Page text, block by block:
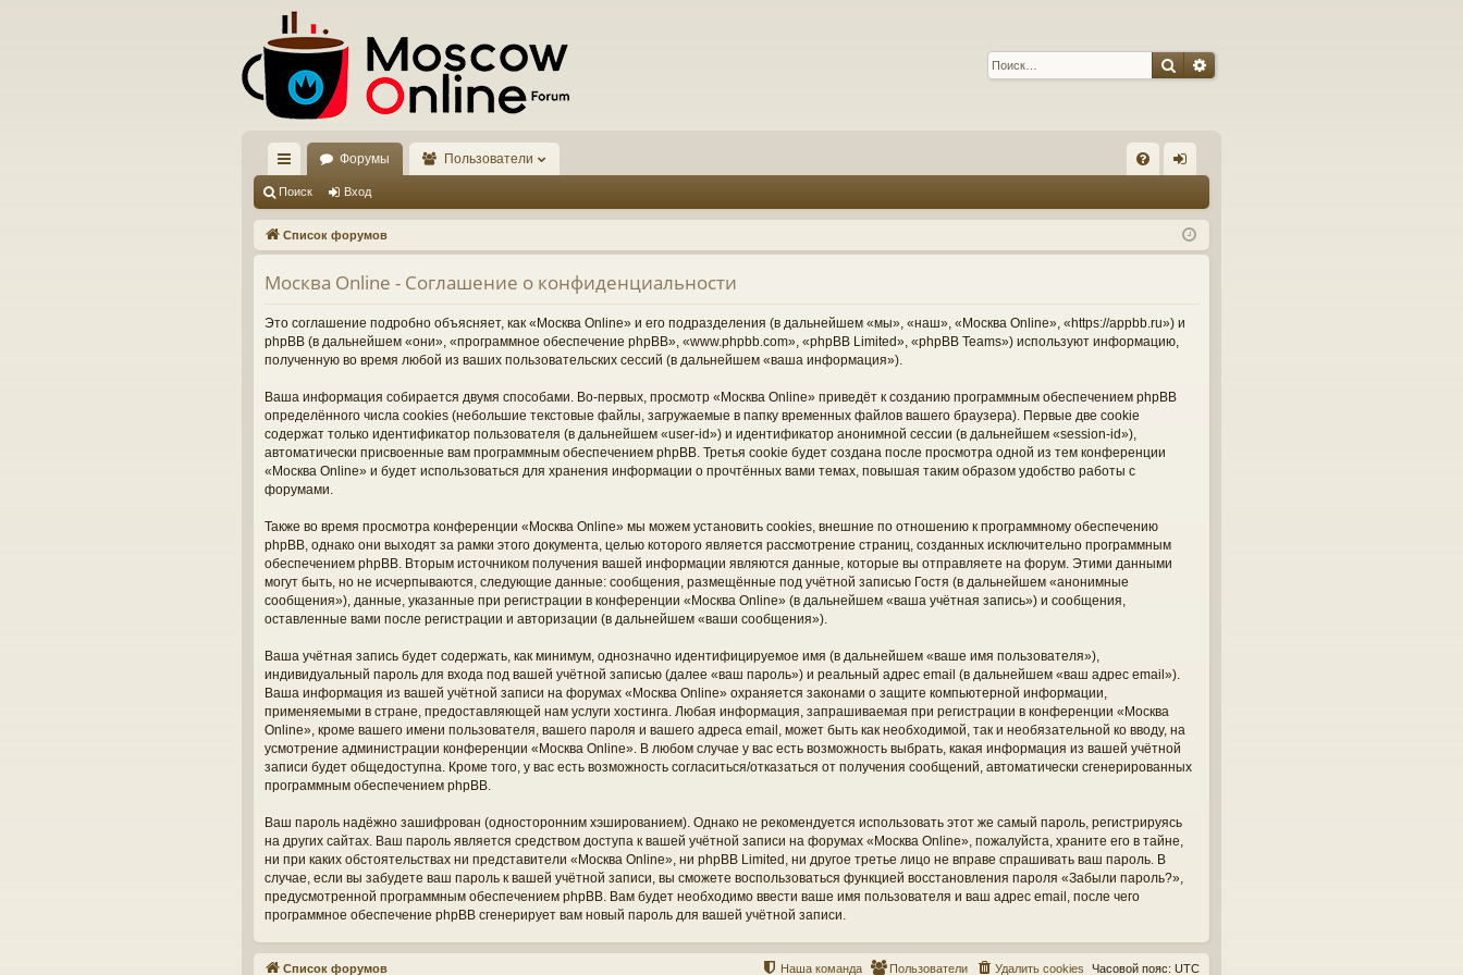
ПоискРасширенный поиск
с
ы
лк
и
Форумы Пользователи
Q д
Поиск Вход
Список форумов
Москва Online - Соглашение о конфиденциальности
Это соглашение подробно объясняет, как «Москва Online» и его подразделения (в дальнейшем «мы», «наш», «Москва Online», «https://appbb.ru») и
phpBB (в дальнейшем «они», «программное обеспечение phpBB», «www.phpbb.com», «phpBB Limited», «phpBB Teams») используют информацию,
полученную во время любой из ваших пользовательских сессий (в дальнейшем «ваша информация»).
Ваша информация собирается двумя способами. Во-первых, просмотр «Москва Online» приведёт к созданию программным обеспечением phpBB
определённого числа cookies (небольшие текстовые файлы, загружаемые в папку временных файлов вашего браузера). Первые две cookie
содержат только идентификатор пользователя (в дальнейшем «user-id») и идентификатор анонимной сессии (в дальнейшем «session-id»),
автоматически присвоенные вам программным обеспечением phpBB. Третья cookie будет создана после просмотра одной из тем конференции
«Москва Online» и будет использоваться для хранения информации о прочтённых вами темах, повышая таким образом удобство работы с
форумами.
Также во время просмотра конференции «Москва Online» мы можем установить cookies, внешние по отношению к программному обеспечению
phpBB, однако они выходят за рамки этого документа, целью которого является рассмотрение страниц, созданных исключительно программным
обеспечением phpBB. Вторым источником получения вашей информации являются данные, которые вы отправляете на форум. Этими данными
могут быть, но не исчерпываются, следующие данные: сообщения, размещённые под учётной записью Гостя (в дальнейшем «анонимные
сообщения»), данные, указанные при регистрации в конференции «Москва Online» (в дальнейшем «ваша учётная запись») и сообщения,
оставленные вами после регистрации и авторизации (в дальнейшем «ваши сообщения»).
Ваша учётная запись будет содержать, как минимум, однозначно идентифицируемое имя (в дальнейшем «ваше имя пользователя»),
индивидуальный пароль для входа под вашей учётной записью (далее «ваш пароль») и реальный адрес email (в дальнейшем «ваш адрес email»).
Ваша информация из вашей учётной записи на форумах «Москва Online» охраняется законами о защите компьютерной информации,
применяемыми в стране, предоставляющей нам услуги хостинга. Любая информация, запрашиваемая при регистрации в конференции «Москва
Online», кроме вашего имени пользователя, вашего пароля и вашего адреса email, может быть как необходимой, так и необязательной ко вводу, на
усмотрение администрации конференции «Москва Online». В любом случае у вас есть возможность выбрать, какая информация из вашей учётной
записи будет общедоступна. Кроме того, у вас есть возможность согласиться/отказаться от получения сообщений, автоматически сгенерированных
программным обеспечением phpBB.
Ваш пароль надёжно зашифрован (односторонним хэшированием). Однако не рекомендуется использовать этот же самый пароль, регистрируясь
на других сайтах. Ваш пароль является средством доступа к вашей учётной записи на форумах «Москва Online», пожалуйста, храните его в тайне,
ни при каких обстоятельствах ни представители «Москва Online», ни phpBB Limited, ни другое третье лицо не вправе спрашивать ваш пароль. В
случае, если вы забудете ваш пароль к вашей учётной записи, вы сможете воспользоваться функцией восстановления пароля «Забыли пароль?»,
предусмотренной программным обеспечением phpBB. Вам будет необходимо ввести ваше имя пользователя и ваш адрес email, после чего
программное обеспечение phpBB сгенерирует вам новый пароль для вашей учётной записи.
Список форумов Часовой пояс: UTC
Удалить cookies
Пользователи
Наша команда